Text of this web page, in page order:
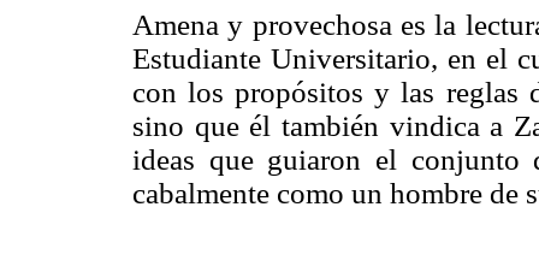
Amena y provechosa es la
Estudiante Universitario, en el
con los propósitos y las reglas
sino que él también vindica a
ideas que guiaron el conjunto
cabalmente como un hombre de